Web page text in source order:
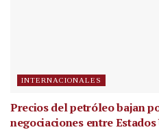
INTERNACIONALES
Precios del petróleo bajan
negociaciones entre